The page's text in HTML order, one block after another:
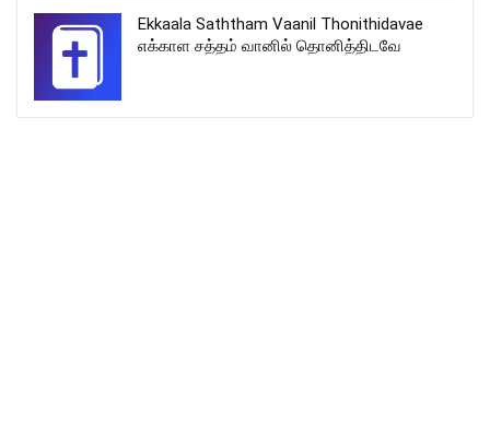
Ekkaala Saththam Vaanil Thonithidavae
எக்காள சத்தம் வானில் தொனித்திடவே